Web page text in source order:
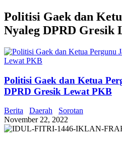
Politisi Gaek dan
Nyaleg DPRD Gresik
Politisi Gaek dan Ketua
DPRD Gresik Lewat PKB
Berita Daerah
Sorotan
November 22, 2022